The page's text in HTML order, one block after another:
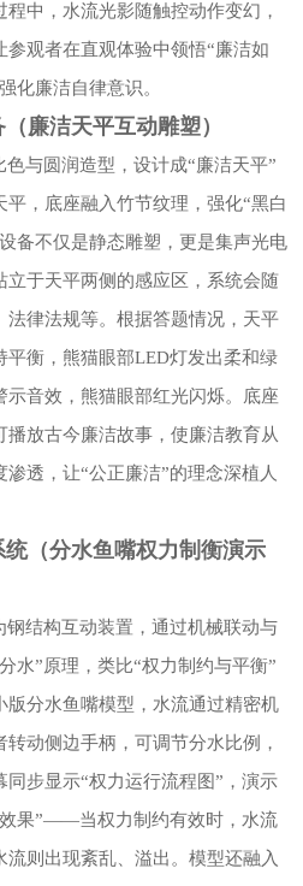
中，水流光影随触控动作变幻，
观者在直观体验中领悟“廉洁如
化廉洁自律意识。
廉洁天平互动雕塑）
与圆润造型，设计成“廉洁天平”
，底座融入竹节纹理，强化“黑白
备不仅是静态雕塑，更是集声光电
于天平两侧的感应区，系统会随
律法规等。根据答题情况，天平
衡，熊猫眼部LED灯发出柔和绿
音效，熊猫眼部红光闪烁。底座
放古今廉洁故事，使廉洁教育从
透，让“公正廉洁”的理念深植人
（分水鱼嘴权力制衡演示
钢结构互动装置，通过机械联动与
水”原理，类比“权力制约与平衡”
版分水鱼嘴模型，水流通过精密机
动侧边手柄，可调节分水比例，
步显示“权力运行流程图”，演示
果”——当权力制约有效时，水流
则出现紊乱、溢出。模型还融入